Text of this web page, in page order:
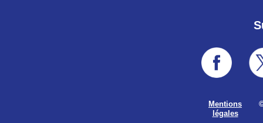
Mentions
légales